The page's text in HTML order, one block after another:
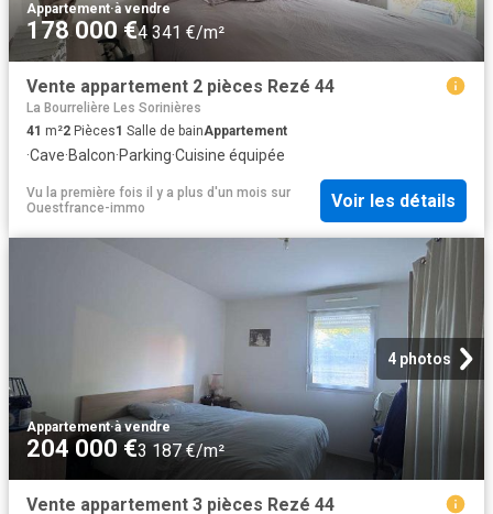
Appartement·à vendre
178 000 €4 341 €/m²
Vente appartement 2 pièces Rezé 44
La Bourrelière Les Sorinières
41 m²2 Pièces1 Salle de bainAppartement
·Cave·Balcon·Parking·Cuisine équipée
Vu la première fois il y a plus d'un mois sur
Ouestfrance-immo
Voir les détails
4 photos
Appartement·à vendre
204 000 €3 187 €/m²
Vente appartement 3 pièces Rezé 44